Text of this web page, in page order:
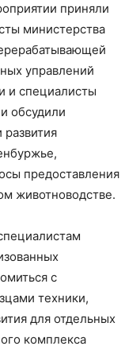
приняли
министерства
управлений
и специалисты
обсудили
предоставления
животноводстве.
с
техники,
для отдельных
комплекса